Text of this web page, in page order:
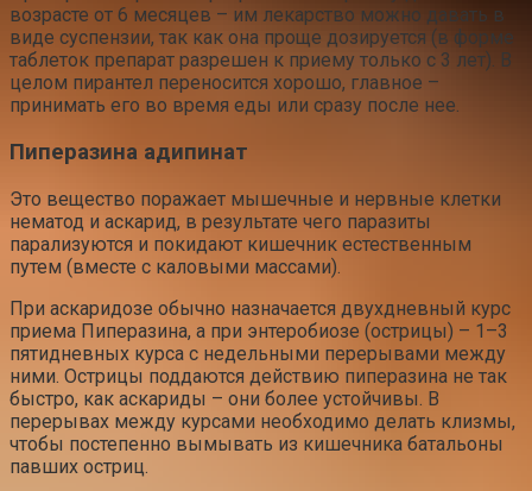
возрасте от 6 месяцев – им лекарство можно давать в
виде суспензии, так как она проще дозируется (в форме
таблеток препарат разрешен к приему только с 3 лет). В
целом пирантел переносится хорошо, главное –
принимать его во время еды или сразу после нее.
Пиперазина адипинат
Это вещество поражает мышечные и нервные клетки
нематод и аскарид, в результате чего паразиты
парализуются и покидают кишечник естественным
путем (вместе с каловыми массами).
При аскаридозе обычно назначается двухдневный курс
приема Пиперазина, а при энтеробиозе (острицы) – 1–3
пятидневных курса с недельными перерывами между
ними. Острицы поддаются действию пиперазина не так
быстро, как аскариды – они более устойчивы. В
перерывах между курсами необходимо делать клизмы,
чтобы постепенно вымывать из кишечника батальоны
павших остриц.